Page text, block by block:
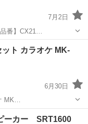
7月2日
番】CX21…
ト カラオケ MK-
6月30日
MK…
カセット
ーカー SRT1600